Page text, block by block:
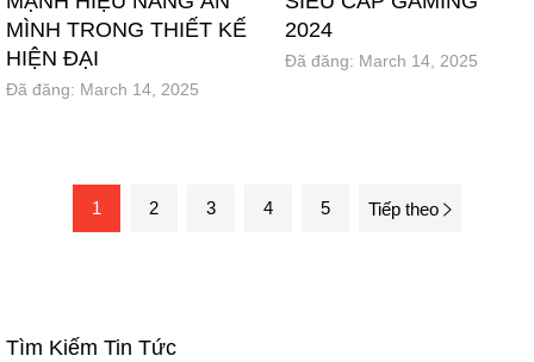
MÌNH TRONG THIẾT KẾ
HIỆN ĐẠI
Đã đăng: March 14, 2025
2024
Đã đăng: March 14, 2025
1 2 3 4 5 Tiếp theo
Tìm Kiếm Tin Tức